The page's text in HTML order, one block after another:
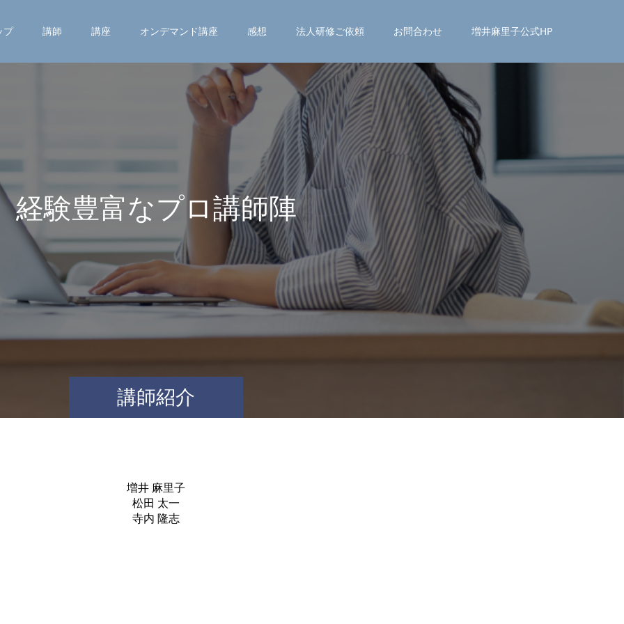
プ 講師 講座 オンデマンド講座 感想 法人研修ご依頼 お問合わせ 増井麻里子公式HP
講師紹介
験豊富なプロ講師陣によ る
増井 麻里子
松田 太一
寺内 隆志